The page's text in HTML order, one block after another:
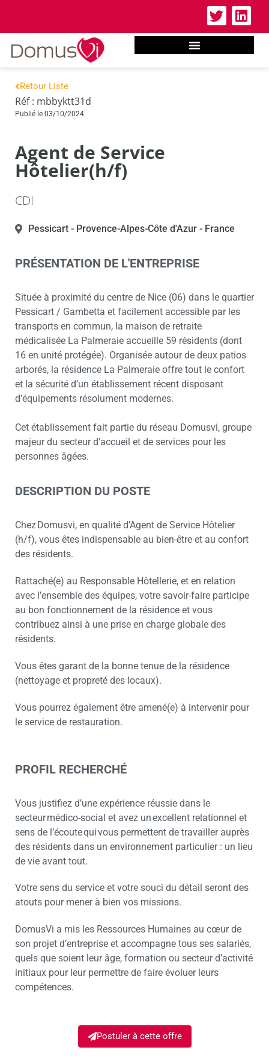
Retour Liste
Réf : mbbyktt31d
Publié le 03/10/2024
Agent de Service
Hôtelier(h/f)
CDI
Pessicart - Provence-Alpes-Côte d'Azur - France
PRÉSENTATION DE L'ENTREPRISE
Située à proximité du centre de Nice (06) dans le quartier
Pessicart / Gambetta et facilement accessible par les
transports en commun, la maison de retraite
médicalisée La Palmeraie accueille 59 résidents (dont
16 en unité protégée). Organisée autour de deux patios
arborés, la résidence La Palmeraie offre tout le confort
et la sécurité d’un établissement récent disposant
d’équipements résolument modernes.
Cet établissement fait partie du réseau Domusvi, groupe
majeur du secteur d'accueil et de services pour les
personnes âgées.
DESCRIPTION DU POSTE
Chez Domusvi, en qualité d’Agent de Service Hôtelier
(h/f), vous êtes indispensable au bien-être et au confort
des résidents.
Rattaché(e) au Responsable Hôtellerie, et en relation
avec l’ensemble des équipes, votre savoir-faire participe
au bon fonctionnement de la résidence et vous
contribuez ainsi à une prise en charge globale des
résidents.
Vous êtes garant de la bonne tenue de la résidence
(nettoyage et propreté des locaux).
Vous pourrez également être amené(e) à intervenir pour
le service de restauration.
PROFIL RECHERCHÉ
Vous justifiez d’une expérience réussie dans le
secteur médico-social et avez un excellent relationnel et
sens de l’écoute qui vous permettent de travailler auprès
des résidents dans un environnement particulier : un lieu
de vie avant tout.
Votre sens du service et votre souci du détail seront des
atouts pour mener à bien vos missions.
DomusVi a mis les Ressources Humaines au cœur de
son projet d’entreprise et accompagne tous ses salariés,
quels que soient leur âge, formation ou secteur d’activité
initiaux pour leur permettre de faire évoluer leurs
compétences.
Postuler à cette offre